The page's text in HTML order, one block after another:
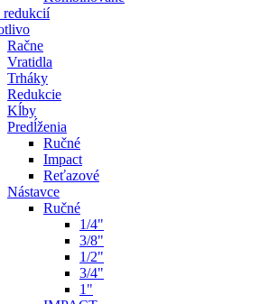
redukcií
Račne
Vratidla
Trháky
Redukcie
Kĺby
Predĺženia
Ručné
Impact
Reťazové
Nástavce
Ručné
1/4"
3/8"
1/2"
3/4"
1"